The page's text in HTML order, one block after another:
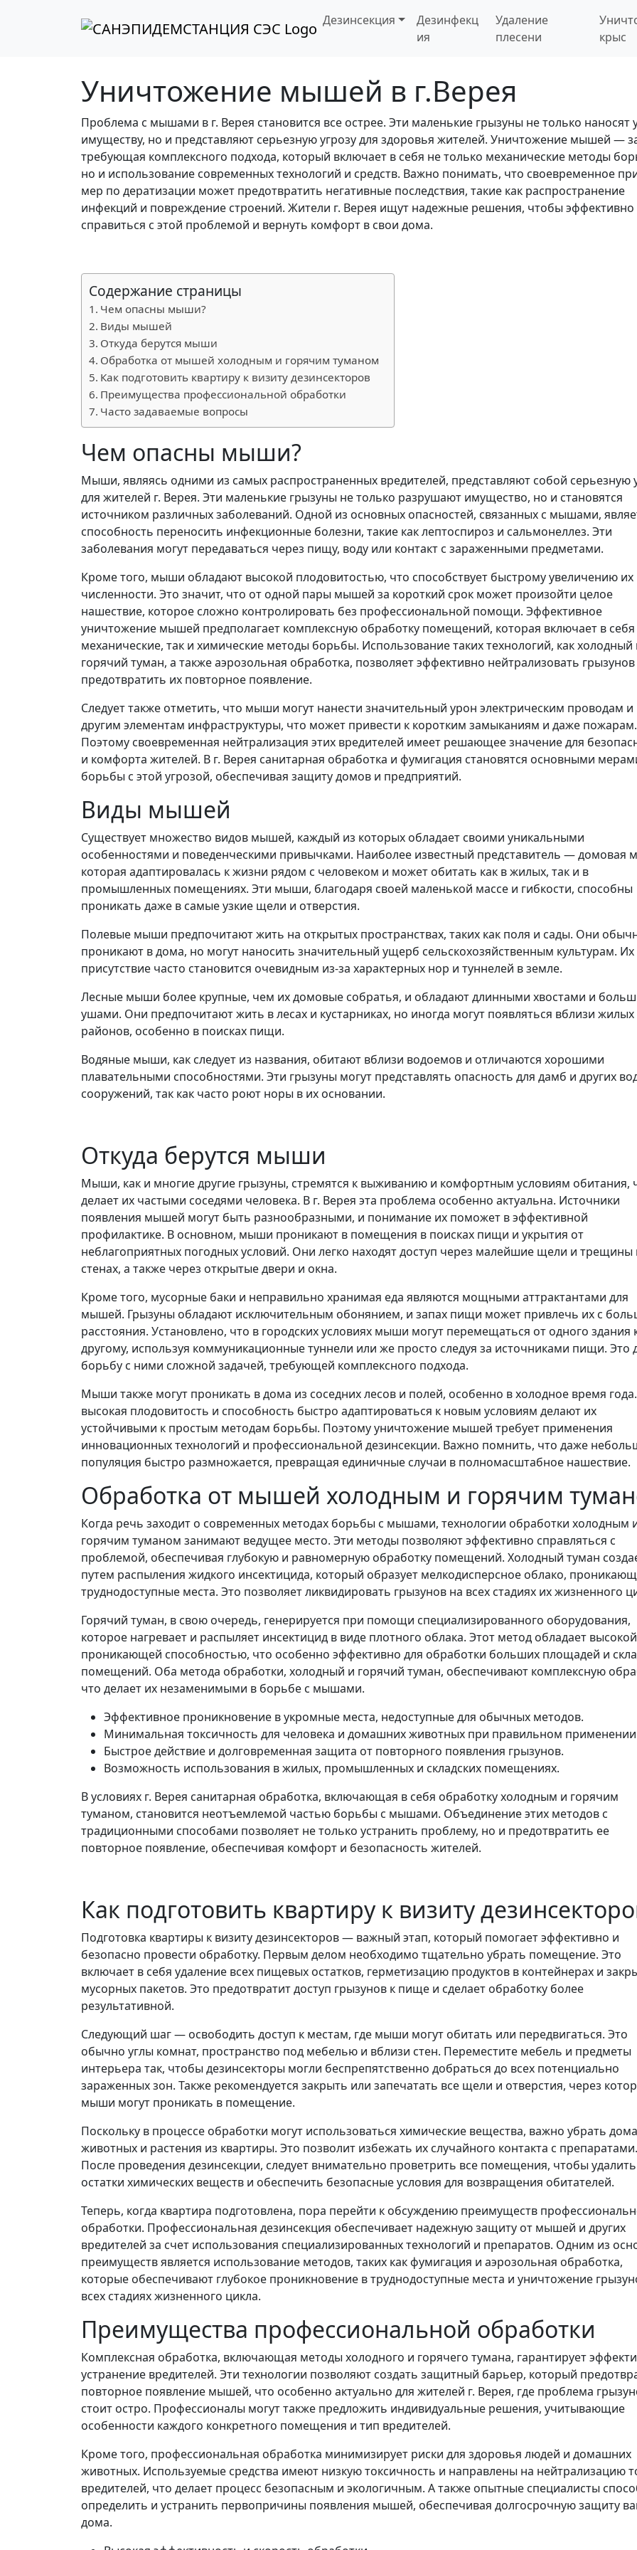
Дезинсекция
Дезинфекц
ия
Удаление
плесени
крыс
Уничтожение мышей в г.Верея
Проблема с мышами в г. Верея становится все острее. Эти маленькие грызуны не только наносят
имуществу, но и представляют серьезную угрозу для здоровья жителей. Уничтожение мышей —
требующая комплексного подхода, который включает в себя не только механические методы
но и использование современных технологий и средств. Важно понимать, что своевременное
мер по дератизации может предотвратить негативные последствия, такие как распространение
инфекций и повреждение строений. Жители г. Верея ищут надежные решения, чтобы эффективно
справиться с этой проблемой и вернуть комфорт в свои дома.
Содержание страницы
Чем опасны мыши?
Виды мышей
Откуда берутся мыши
Обработка от мышей холодным и горячим туманом
Как подготовить квартиру к визиту дезинсекторов
Преимущества профессиональной обработки
Часто задаваемые вопросы
Чем опасны мыши?
Мыши, являясь одними из самых распространенных вредителей, представляют собой серьезную
для жителей г. Верея. Эти маленькие грызуны не только разрушают имущество, но и становятся
источником различных заболеваний. Одной из основных опасностей, связанных с мышами,
способность переносить инфекционные болезни, такие как лептоспироз и сальмонеллез. Эти
заболевания могут передаваться через пищу, воду или контакт с зараженными предметами.
Кроме того, мыши обладают высокой плодовитостью, что способствует быстрому увеличению их
численности. Это значит, что от одной пары мышей за короткий срок может произойти целое
нашествие, которое сложно контролировать без профессиональной помощи. Эффективное
уничтожение мышей предполагает комплексную обработку помещений, которая включает в себя
механические, так и химические методы борьбы. Использование таких технологий, как холодный
горячий туман, а также аэрозольная обработка, позволяет эффективно нейтрализовать грызунов
предотвратить их повторное появление.
Следует также отметить, что мыши могут нанести значительный урон электрическим проводам и
другим элементам инфраструктуры, что может привести к коротким замыканиям и даже пожарам.
Поэтому своевременная нейтрализация этих вредителей имеет решающее значение для
и комфорта жителей. В г. Верея санитарная обработка и фумигация становятся основными
борьбы с этой угрозой, обеспечивая защиту домов и предприятий.
Виды мышей
Существует множество видов мышей, каждый из которых обладает своими уникальными
особенностями и поведенческими привычками. Наиболее известный представитель — домовая
которая адаптировалась к жизни рядом с человеком и может обитать как в жилых, так и в
промышленных помещениях. Эти мыши, благодаря своей маленькой массе и гибкости, способны
проникать даже в самые узкие щели и отверстия.
Полевые мыши предпочитают жить на открытых пространствах, таких как поля и сады. Они
проникают в дома, но могут наносить значительный ущерб сельскохозяйственным культурам. Их
присутствие часто становится очевидным из-за характерных нор и туннелей в земле.
Лесные мыши более крупные, чем их домовые собратья, и обладают длинными хвостами и
ушами. Они предпочитают жить в лесах и кустарниках, но иногда могут появляться вблизи жилых
районов, особенно в поисках пищи.
Водяные мыши, как следует из названия, обитают вблизи водоемов и отличаются хорошими
плавательными способностями. Эти грызуны могут представлять опасность для дамб и других
сооружений, так как часто роют норы в их основании.
Откуда берутся мыши
Мыши, как и многие другие грызуны, стремятся к выживанию и комфортным условиям обитания,
делает их частыми соседями человека. В г. Верея эта проблема особенно актуальна. Источники
появления мышей могут быть разнообразными, и понимание их поможет в эффективной
профилактике. В основном, мыши проникают в помещения в поисках пищи и укрытия от
неблагоприятных погодных условий. Они легко находят доступ через малейшие щели и трещины
стенах, а также через открытые двери и окна.
Кроме того, мусорные баки и неправильно хранимая еда являются мощными аттрактантами для
мышей. Грызуны обладают исключительным обонянием, и запах пищи может привлечь их с
расстояния. Установлено, что в городских условиях мыши могут перемещаться от одного здания
другому, используя коммуникационные туннели или же просто следуя за источниками пищи. Это
борьбу с ними сложной задачей, требующей комплексного подхода.
Мыши также могут проникать в дома из соседних лесов и полей, особенно в холодное время
высокая плодовитость и способность быстро адаптироваться к новым условиям делают их
устойчивыми к простым методам борьбы. Поэтому уничтожение мышей требует применения
инновационных технологий и профессиональной дезинсекции. Важно помнить, что даже
популяция быстро размножается, превращая единичные случаи в полномасштабное нашествие.
Обработка от мышей холодным и горячим
Когда речь заходит о современных методах борьбы с мышами, технологии обработки холодным
горячим туманом занимают ведущее место. Эти методы позволяют эффективно справляться с
проблемой, обеспечивая глубокую и равномерную обработку помещений. Холодный туман
путем распыления жидкого инсектицида, который образует мелкодисперсное облако,
труднодоступные места. Это позволяет ликвидировать грызунов на всех стадиях их жизненного
Горячий туман, в свою очередь, генерируется при помощи специализированного оборудования,
которое нагревает и распыляет инсектицид в виде плотного облака. Этот метод обладает высокой
проникающей способностью, что особенно эффективно для обработки больших площадей и
помещений. Оба метода обработки, холодный и горячий туман, обеспечивают комплексную
что делает их незаменимыми в борьбе с мышами.
Эффективное проникновение в укромные места, недоступные для обычных методов.
Минимальная токсичность для человека и домашних животных при правильном
Быстрое действие и долговременная защита от повторного появления грызунов.
Возможность использования в жилых, промышленных и складских помещениях.
В условиях г. Верея санитарная обработка, включающая в себя обработку холодным и горячим
туманом, становится неотъемлемой частью борьбы с мышами. Объединение этих методов с
традиционными способами позволяет не только устранить проблему, но и предотвратить ее
повторное появление, обеспечивая комфорт и безопасность жителей.
Как подготовить квартиру к визиту
Подготовка квартиры к визиту дезинсекторов — важный этап, который помогает эффективно и
безопасно провести обработку. Первым делом необходимо тщательно убрать помещение. Это
включает в себя удаление всех пищевых остатков, герметизацию продуктов в контейнерах и
мусорных пакетов. Это предотвратит доступ грызунов к пище и сделает обработку более
результативной.
Следующий шаг — освободить доступ к местам, где мыши могут обитать или передвигаться. Это
обычно углы комнат, пространство под мебелью и вблизи стен. Переместите мебель и предметы
интерьера так, чтобы дезинсекторы могли беспрепятственно добраться до всех потенциально
зараженных зон. Также рекомендуется закрыть или запечатать все щели и отверстия, через
мыши могут проникать в помещение.
Поскольку в процессе обработки могут использоваться химические вещества, важно убрать
животных и растения из квартиры. Это позволит избежать их случайного контакта с препаратами.
После проведения дезинсекции, следует внимательно проветрить все помещения, чтобы удалить
остатки химических веществ и обеспечить безопасные условия для возвращения обитателей.
Теперь, когда квартира подготовлена, пора перейти к обсуждению преимуществ
обработки. Профессиональная дезинсекция обеспечивает надежную защиту от мышей и других
вредителей за счет использования специализированных технологий и препаратов. Одним из
преимуществ является использование методов, таких как фумигация и аэрозольная обработка,
которые обеспечивают глубокое проникновение в труднодоступные места и уничтожение
всех стадиях жизненного цикла.
Преимущества профессиональной обработки
Комплексная обработка, включающая методы холодного и горячего тумана, гарантирует
устранение вредителей. Эти технологии позволяют создать защитный барьер, который
повторное появление мышей, что особенно актуально для жителей г. Верея, где проблема
стоит остро. Профессионалы могут также предложить индивидуальные решения, учитывающие
особенности каждого конкретного помещения и тип вредителей.
Кроме того, профессиональная обработка минимизирует риски для здоровья людей и домашних
животных. Используемые средства имеют низкую токсичность и направлены на нейтрализацию
вредителей, что делает процесс безопасным и экологичным. А также опытные специалисты
определить и устранить первопричины появления мышей, обеспечивая долгосрочную защиту
дома.